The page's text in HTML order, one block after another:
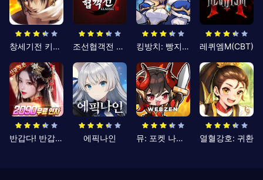
창세기전 키우기 조선협객전 클래식 킹방치: 빵지의 제왕 레퀴엠M(CBT)
반갑다! 반갑삼국지 에픽나인 뮤: 포켓 나이츠 열혈강호: 귀환